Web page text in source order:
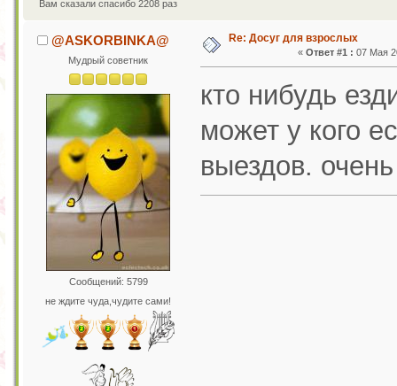
Вам сказали спасибо 2208 раз
@ASKORBINKA@
Мудрый советник
Сообщений: 5799
не ждите чуда,чудите сами!
Re: Досуг для взрослых
«Ответ #1 : 07 Мая
кто нибудь
может у кого
выездов.